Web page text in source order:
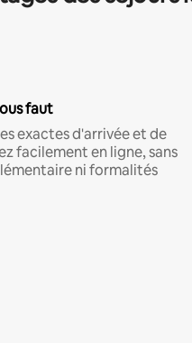
faut
exactes d'arrivée et de
facilement en ligne, sans
ni formalités